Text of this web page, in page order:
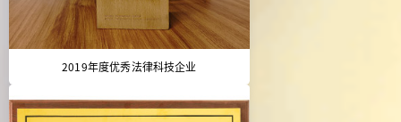
2019年度优秀法律科技企业